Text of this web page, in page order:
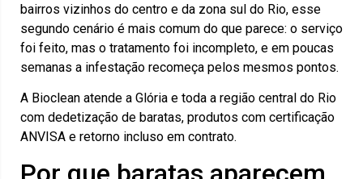
bairros vizinhos do centro e da zona sul do Rio, esse
segundo cenário é mais comum do que parece: o serviço
foi feito, mas o tratamento foi incompleto, e em poucas
semanas a infestação recomeça pelos mesmos pontos.
A Bioclean atende a Glória e toda a região central do Rio
com dedetização de baratas, produtos com certificação
ANVISA e retorno incluso em contrato.